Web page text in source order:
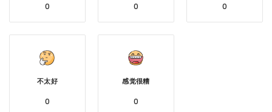
0 0 0
不太好
0
感觉很糟
0